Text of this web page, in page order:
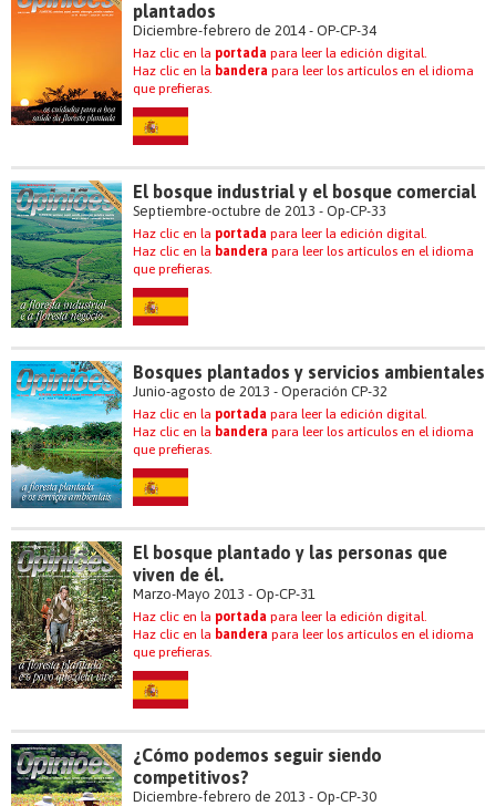
plantados
Diciembre-febrero de 2014 - OP-CP-34
Haz clic en la portada para leer la edición digital.
Haz clic en la bandera para leer los artículos en el idioma
que prefieras.
El bosque industrial y el bosque comercial
Septiembre-octubre de 2013 - Op-CP-33
Haz clic en la portada para leer la edición digital.
Haz clic en la bandera para leer los artículos en el idioma
que prefieras.
Bosques plantados y servicios ambientales
Junio-agosto de 2013 - Operación CP-32
Haz clic en la portada para leer la edición digital.
Haz clic en la bandera para leer los artículos en el idioma
que prefieras.
El bosque plantado y las personas que
viven de él.
Marzo-Mayo 2013 - Op-CP-31
Haz clic en la portada para leer la edición digital.
Haz clic en la bandera para leer los artículos en el idioma
que prefieras.
¿Cómo podemos seguir siendo
competitivos?
Diciembre-febrero de 2013 - Op-CP-30